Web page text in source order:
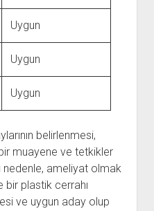
Uygun
Uygun
Uygun
belirlenmesi,
muayene ve tetkikler
ameliyat olmak
plastik cerrahı
ve uygun aday olup